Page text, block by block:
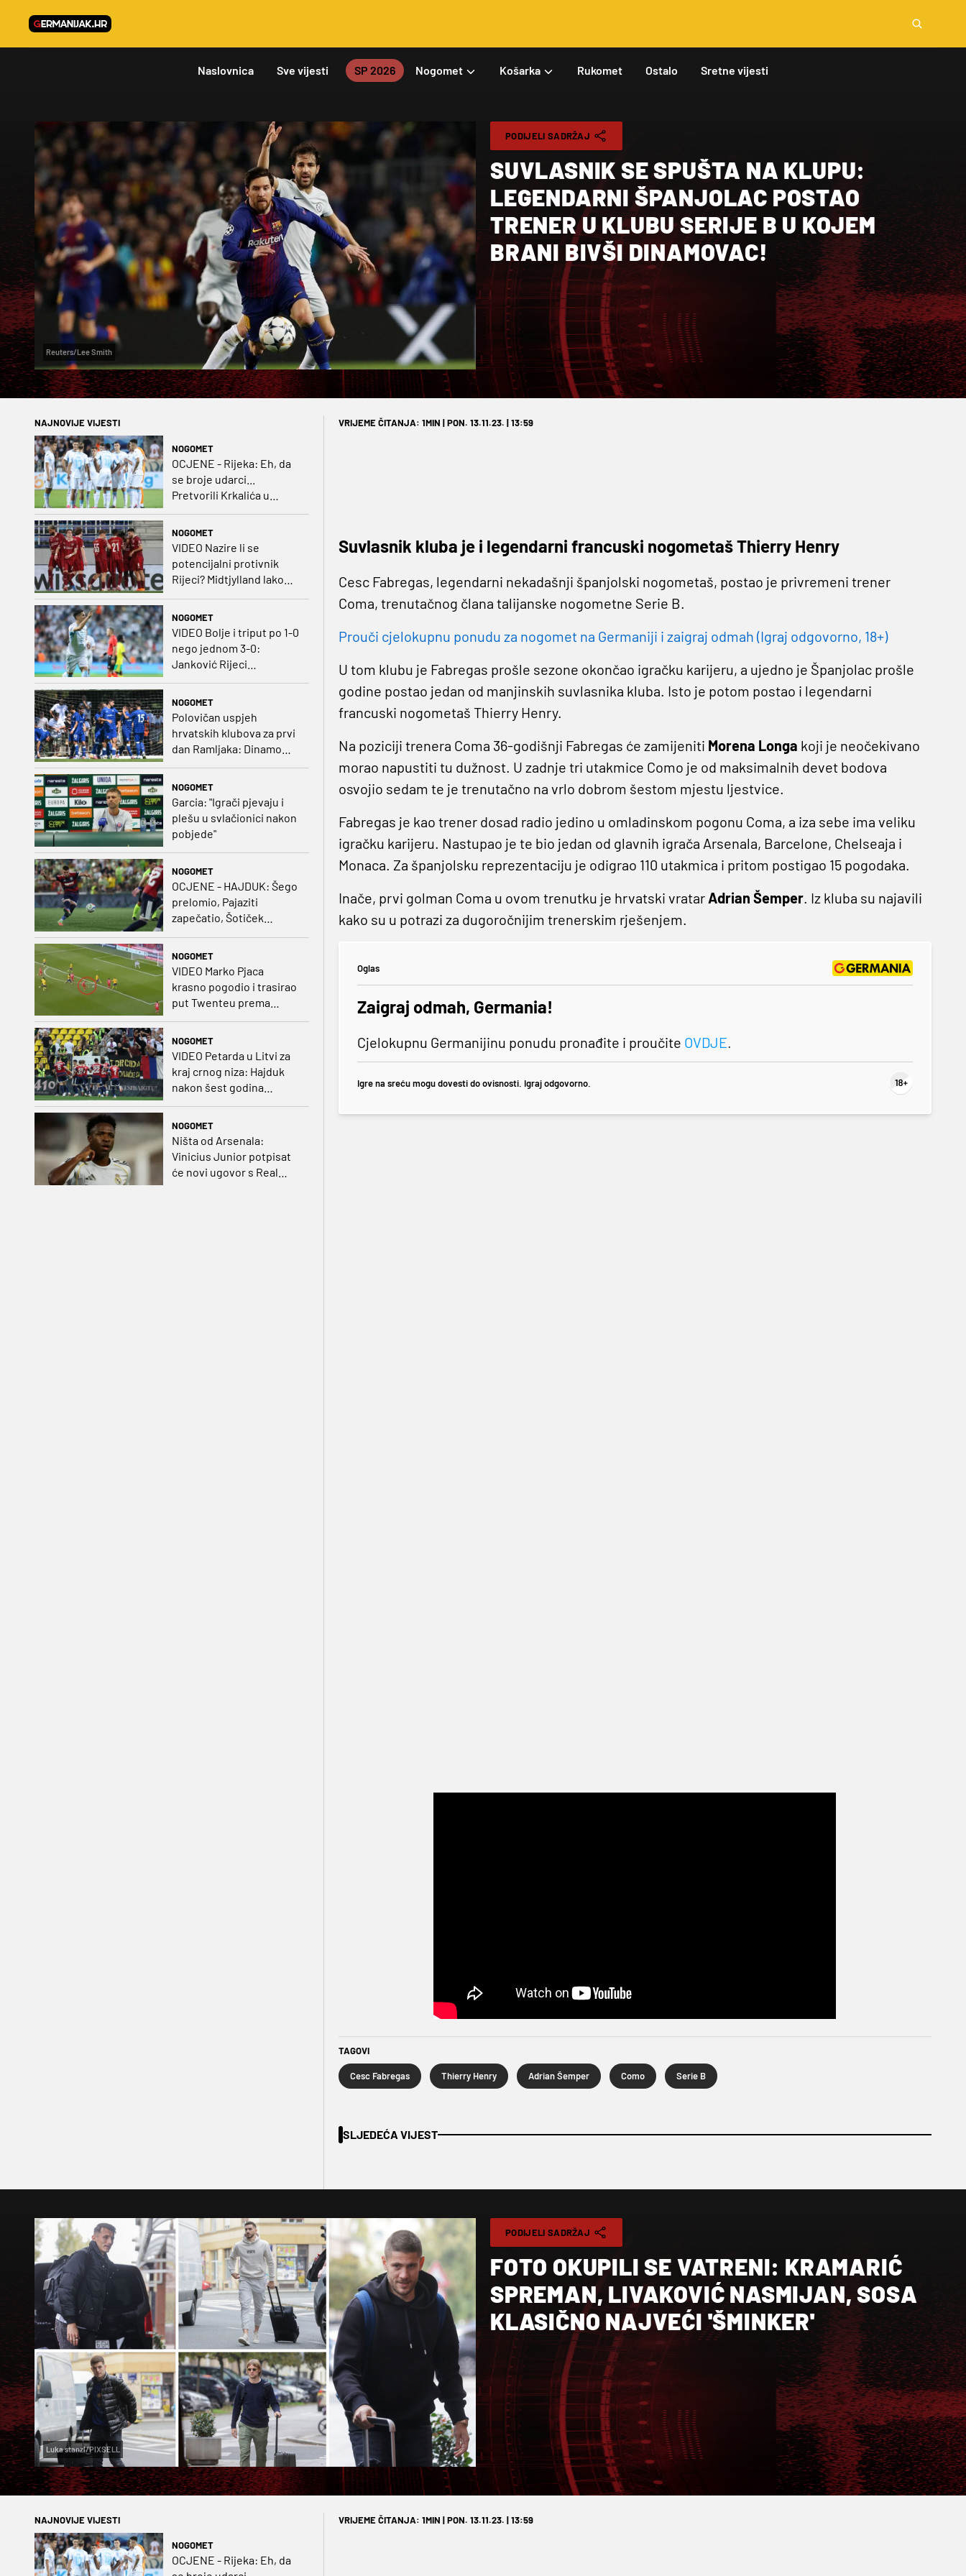
Naslovnica Sve vijesti SP 2026 Nogomet Košarka Rukomet Ostalo Sretne vijesti
Reuters/Lee Smith
PODIJELI SADRŽAJ
SUVLASNIK SE SPUŠTA NA KLUPU:
LEGENDARNI ŠPANJOLAC POSTAO
TRENER U KLUBU SERIJE B U KOJEM
BRANI BIVŠI DINAMOVAC!
NAJNOVIJE VIJESTI
NOGOMET
OCJENE - Rijeka: Eh, da
se broje udarci...
Pretvorili Krkalića u
NOGOMET
VIDEO Nazire li se
potencijalni protivnik
Rijeci? Midtjylland lako
NOGOMET
VIDEO Bolje i triput po 1-0
nego jednom 3-0:
Janković Rijeci
projektilom donio slavlje
protivnika
NOGOMET
Polovičan uspjeh
hrvatskih klubova za prvi
dan Ramljaka: Dinamo
poražen od Juventusa,
NOGOMET
Garcia: "Igrači pjevaju i
plešu u svlačionici nakon
pobjede"
NOGOMET
OCJENE - HAJDUK: Šego
prelomio, Pajaziti
zapečatio, Šotiček
NOGOMET
VIDEO Marko Pjaca
krasno pogodio i trasirao
put Twenteu prema
važnoj pobjedi
NOGOMET
VIDEO Petarda u Litvi za
kraj crnog niza: Hajduk
nakon šest godina
NOGOMET
Ništa od Arsenala:
Vinicius Junior potpisat
će novi ugovor s Real
VRIJEME ČITANJA: 1MIN | PON. 13.11.23. | 13:59
Suvlasnik kluba je i legendarni francuski nogometaš Thierry Henry
Cesc Fabregas, legendarni nekadašnji španjolski nogometaš, postao je privremeni trener
Coma, trenutačnog člana talijanske nogometne Serie B.
Prouči cjelokupnu ponudu za nogomet na Germaniji i zaigraj odmah (Igraj odgovorno, 18+)
U tom klubu je Fabregas prošle sezone okončao igračku karijeru, a ujedno je Španjolac prošle
godine postao jedan od manjinskih suvlasnika kluba. Isto je potom postao i legendarni
francuski nogometaš Thierry Henry.
Na poziciji trenera Coma 36-godišnji Fabregas će zamijeniti Morena Longa koji je neočekivano
morao napustiti tu dužnost. U zadnje tri utakmice Como je od maksimalnih devet bodova
osvojio sedam te je trenutačno na vrlo dobrom šestom mjestu ljestvice.
Fabregas je kao trener dosad radio jedino u omladinskom pogonu Coma, a iza sebe ima veliku
igračku karijeru. Nastupao je te bio jedan od glavnih igrača Arsenala, Barcelone, Chelseaja i
Monaca. Za španjolsku reprezentaciju je odigrao 110 utakmica i pritom postigao 15 pogodaka.
Inače, prvi golman Coma u ovom trenutku je hrvatski vratar Adrian Šemper. Iz kluba su najavili
kako su u potrazi za dugoročnijim trenerskim rješenjem.
Oglas
Zaigraj odmah, Germania!
Cjelokupnu Germanijinu ponudu pronađite i proučite OVDJE.
Igre na sreću mogu dovesti do ovisnosti. Igraj odgovorno.
TAGOVI
Cesc Fabregas Thierry Henry Adrian Šemper Como Serie B
SLJEDEĆA VIJEST
Luka stanzl/PIXSELL
PODIJELI SADRŽAJ
FOTO OKUPILI SE VATRENI: KRAMARIĆ
SPREMAN, LIVAKOVIĆ NASMIJAN, SOSA
KLASIČNO NAJVEĆI 'ŠMINKER'
NAJNOVIJE VIJESTI
NOGOMET
OCJENE - Rijeka: Eh, da
VRIJEME ČITANJA: 1MIN | PON. 13.11.23. | 13:59